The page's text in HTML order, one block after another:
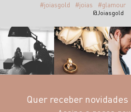
#joiasgold #joias #glamour
@Joiasgold
Quer receber